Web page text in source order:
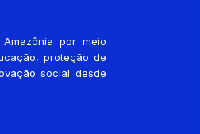
por meio
proteção de
social desde